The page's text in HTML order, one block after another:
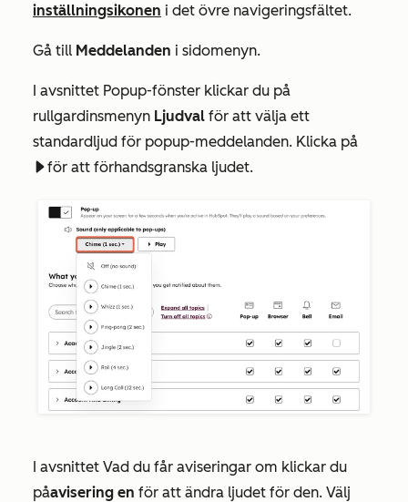
inställningsikonen i det övre navigeringsfältet.
Gå till Meddelanden i sidomenyn.
I avsnittet Popup-fönster klickar du på
rullgardinsmenyn Ljudval för att välja ett
standardljud för popup-meddelanden. Klicka på
playerPlayför att förhandsgranska ljudet.
I avsnittet Vad du får aviseringar om klickar du
påavisering en för att ändra ljudet för den. Välj